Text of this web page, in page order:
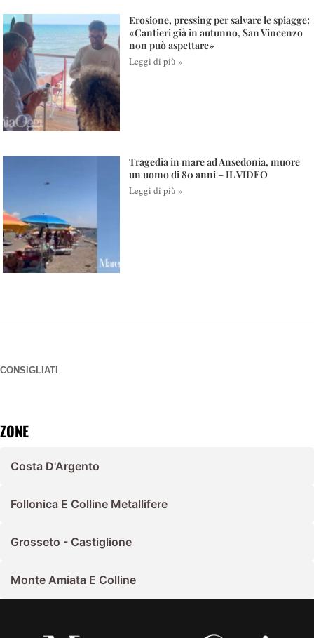
Erosione, pressing per salvare le spiagge:
«Cantieri già in autunno, San Vincenzo
non può aspettare»
Leggi di più »
Tragedia in mare ad Ansedonia, muore
un uomo di 80 anni – IL VIDEO
Leggi di più »
CONSIGLIATI
ZONE
Costa D'Argento
Follonica E Colline Metallifere
Grosseto - Castiglione
Monte Amiata E Colline